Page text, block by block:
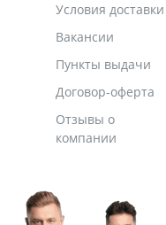
Условия доставки
Вакансии
Пункты выдачи
Договор-оферта
Отзывы о
компании